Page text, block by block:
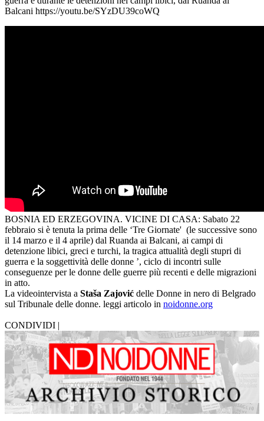
Balcani https://youtu.be/SYzDU39coWQ
BOSNIA ED ERZEGOVINA. VICINE DI CASA: Sabato 22
febbraio si è tenuta la prima delle ‘Tre Giornate' (le successive sono
il 14 marzo e il 4 aprile) dal Ruanda ai Balcani, ai campi di
detenzione libici, greci e turchi, la tragica attualità degli stupri di
guerra e la soggettività delle donne ’, ciclo di incontri sulle
conseguenze per le donne delle guerre più recenti e delle migrazioni
in atto.
La videointervista a Staša Zajović delle Donne in nero di Belgrado
sul Tribunale delle donne. leggi articolo in noidonne.org
CONDIVIDI |